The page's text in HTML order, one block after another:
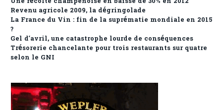
Revenu agricole 2009, la dégringolade
La France du Vin : fin de la suprématie mondiale en 2015
?
Gel d’avril, une catastrophe lourde de conséquences
Trésorerie chancelante pour trois restaurants sur quatre
selon le GNI